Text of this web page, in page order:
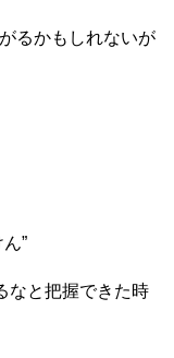
るかもしれないが
”
なと把握できた時